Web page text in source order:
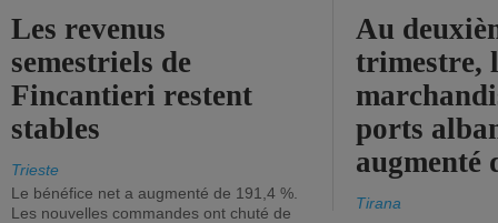
Les revenus
semestriels de
Fincantieri restent
stables
Trieste
Le bénéfice net a augmenté de 191,4 %.
Les nouvelles commandes ont chuté de
Au
trimestre,
ports
augmenté
Tirana